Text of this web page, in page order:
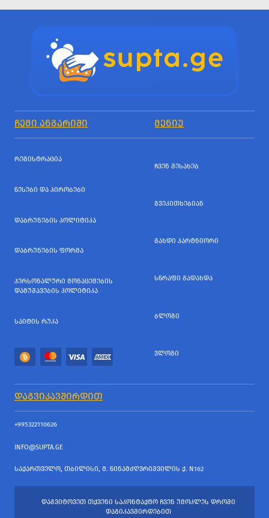
ᲩᲔᲛᲘ ᲐᲜᲒᲐᲠᲘᲨᲘ ᲛᲔᲜᲘᲣ
ᲠᲔᲒᲘᲡᲢᲠᲐᲪᲘᲐ
ᲬᲔᲡᲔᲑᲘ ᲓᲐ ᲞᲘᲠᲝᲑᲔᲑᲘ
ᲓᲐᲑᲠᲣᲜᲔᲑᲘᲡ ᲞᲝᲚᲘᲢᲘᲙᲐ
ᲓᲐᲑᲠᲣᲜᲔᲑᲘᲡ ᲤᲝᲠᲛᲐ
ᲞᲔᲠᲡᲝᲜᲐᲚᲣᲠᲘ ᲛᲝᲜᲐᲪᲔᲛᲔᲑᲘᲡ
ᲓᲐᲛᲣᲨᲐᲕᲔᲑᲘᲡ ᲞᲝᲚᲘᲢᲘᲙᲐ
ᲡᲐᲘᲢᲘᲡ ᲠᲣᲙᲐ
ᲩᲕᲔᲜ ᲨᲔᲡᲐᲮᲔᲑ
ᲒᲕᲔᲙᲘᲗᲮᲔᲑᲘᲐᲜ
ᲒᲐᲮᲓᲘ ᲞᲐᲠᲢᲜᲘᲝᲠᲘ
ᲡᲬᲠᲐᲤᲘ ᲒᲐᲓᲐᲮᲓᲐ
ᲑᲚᲝᲒᲘ
ᲕᲚᲝᲒᲘ
ᲓᲐᲒᲕᲘᲙᲐᲕᲨᲘᲠᲓᲘᲗ
+995322110626
INFO@SUPTA.GE
ᲡᲐᲥᲐᲠᲗᲕᲔᲚᲝ, ᲗᲑᲘᲚᲘᲡᲘ, Მ. ᲬᲘᲜᲐᲛᲫᲦᲕᲠᲘᲨᲕᲘᲚᲘᲡ Ქ. N162
ᲓᲐᲒᲕᲘᲢᲝᲕᲔᲗ ᲗᲥᲕᲔᲜᲘ ᲡᲐᲙᲝᲜᲢᲐᲥᲢᲝ ᲩᲕᲔᲜ ᲣᲛᲝᲙᲚᲔᲡ ᲓᲠᲝᲨᲘ
ᲓᲐᲒᲘᲙᲐᲕᲨᲘᲠᲓᲔᲑᲘᲗ